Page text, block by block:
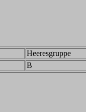
Heeresgruppe
B